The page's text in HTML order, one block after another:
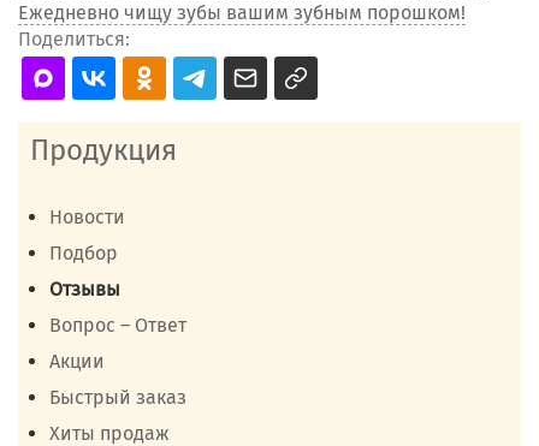
Ежедневно чищу зубы вашим зубным порошком!
Поделиться:
Продукция
Новости
Подбор
Отзывы
Вопрос – Ответ
Акции
Быстрый заказ
Хиты продаж